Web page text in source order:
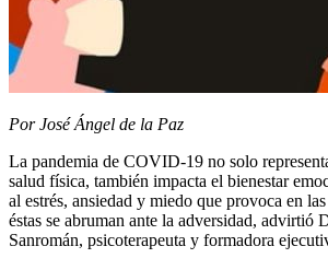
Por José Ángel de la Paz
La pandemia de COVID-19 no solo
salud física, también impacta el bienestar
al estrés, ansiedad y miedo que provoca en
éstas se abruman ante la adversidad, advirtió
Sanromán, psicoterapeuta y formadora